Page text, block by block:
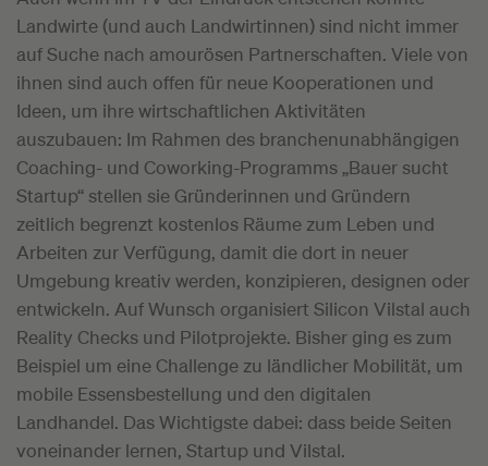
Landwirte (und auch Landwirtinnen) sind nicht immer
auf Suche nach amourösen Partnerschaften. Viele von
ihnen sind auch offen für neue Kooperationen und
Ideen, um ihre wirtschaftlichen Aktivitäten
auszubauen: Im Rahmen des branchenunabhängigen
Coaching- und Coworking-Programms „Bauer sucht
Startup“ stellen sie Gründerinnen und Gründern
zeitlich begrenzt kostenlos Räume zum Leben und
Arbeiten zur Verfügung, damit die dort in neuer
Umgebung kreativ werden, konzipieren, designen oder
entwickeln. Auf Wunsch organisiert Silicon Vilstal auch
Reality Checks und Pilotprojekte. Bisher ging es zum
Beispiel um eine Challenge zu ländlicher Mobilität, um
mobile Essensbestellung und den digitalen
Landhandel. Das Wichtigste dabei: dass beide Seiten
voneinander lernen, Startup und Vilstal.